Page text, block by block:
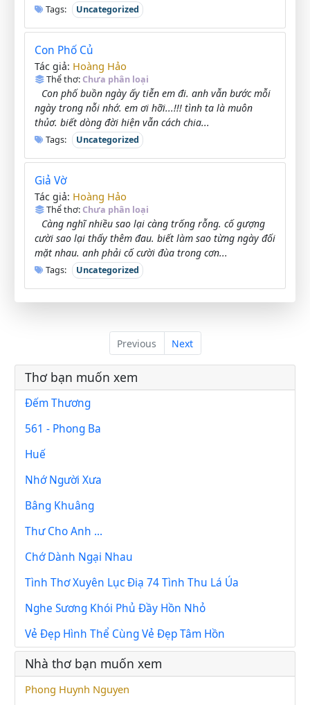
Tags: Uncategorized
Con Phố Củ
Tác giả: Hoàng Hảo
Thể thơ:Chưa phân loại
Con phố buồn ngày ấy tiễn em đi. anh vẫn bước mỗi
ngày trong nỗi nhớ. em ơi hỡi...!!! tình ta là muôn
thủơ. biết dòng đời hiện vẫn cách chia...
Tags: Uncategorized
Giả Vờ
Tác giả: Hoàng Hảo
Thể thơ:Chưa phân loại
Càng nghĩ nhiều sao lại càng trống rỗng. cố gượng
cười sao lại thấy thêm đau. biết làm sao từng ngày đối
mặt nhau. anh phải cố cười đùa trong cơn...
Tags: Uncategorized
Previous Next
Thơ bạn muốn xem
Đếm Thương
561 - Phong Ba
Huế
Nhớ Người Xưa
Bâng Khuâng
Thư Cho Anh ...
Chớ Dành Ngại Nhau
Tình Thơ Xuyên Lục Điạ 74 Tình Thu Lá Úa
Nghe Sương Khói Phủ Đầy Hồn Nhỏ
Vẻ Đẹp Hình Thể Cùng Vẻ Đẹp Tâm Hồn
Nhà thơ bạn muốn xem
Phong Huynh Nguyen